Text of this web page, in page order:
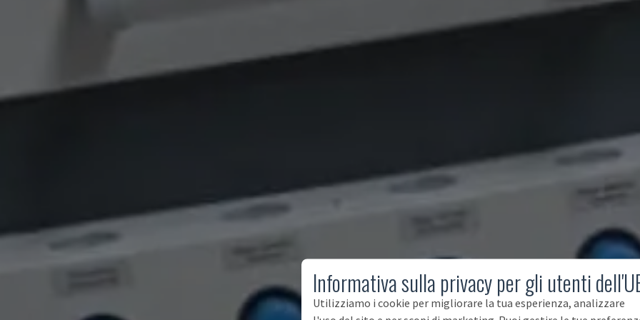
Informativa sulla privacy per gli utenti
Utilizziamo i cookie per migliorare la tua esperienza, analizzare